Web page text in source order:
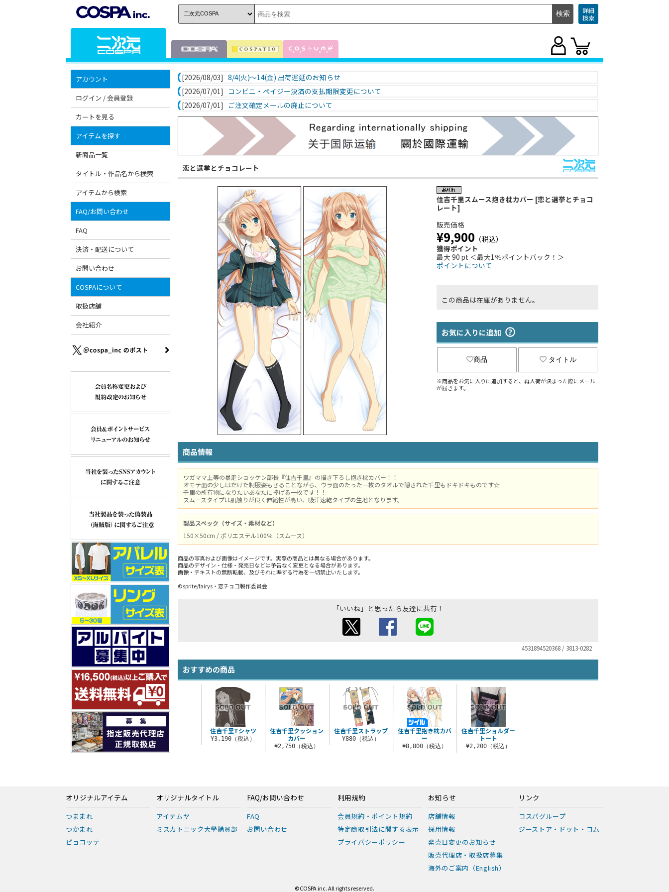
詳細
検索
アカウント
ログイン / 会員登録
カートを見る
アイテムを探す
新商品一覧
タイトル・作品名から検索
アイテムから検索
FAQ/お問い合わせ
FAQ
決済・配送について
お問い合わせ
COSPAについて
取扱店舗
会社紹介
[2026/08/03] 8/4(火)～14(金) 出荷遅延のお知らせ
[2026/07/01]
コンビニ・ペイジー決済の支払期限変更について
[2026/07/01]
ご注文確定メールの廃止について
恋と選挙とチョコレート
住吉千里スムース抱き枕カバー [恋と選挙とチョコ
レート]
販売価格
¥9,900 （税込）
獲得ポイント
最大 90 pt ＜最大1％ポイントバック！＞
ポイントについて
この商品は在庫がありません。
お気に入りに追加
商品 タイトル
※商品をお気に入りに追加すると、再入荷が決まった際にメール
が届きます。
商品情報
ワガママ上等の暴走ショッケン部長『住吉千里』の描き下ろし抱き枕カバー！！
オモテ面の少しはだけた制服姿もさることながら、ウラ面のたった一枚のタオルで隠された千里もドキドキものです☆
千里の所有物になりたいあなたに捧げる一枚です！！
スムースタイプは肌触りが良く伸縮性が高い、吸汗速乾タイプの生地となります。
製品スペック（サイズ・素材など）
150×50cm / ポリエステル100％（スムース）
商品の写真および画像はイメージです。実際の商品とは異なる場合があります。
商品のデザイン・仕様・発売日などは予告なく変更となる場合があります。
画像・テキストの無断転載、及びそれに準ずる行為を一切禁止いたします。
©sprite/fairys・恋チョコ製作委員会
「いいね」と思ったら友達に共有！
4531894520368 / 3813-0282
おすすめの商品
住吉千里ストラップ
¥880（税込）
住吉千里抱き枕カバ
ー
¥8,800（税込）
住吉千里ショルダー
トート
¥2,200（税込）
住吉千里Tシャツ
¥3,190（税込）
住吉千里クッション
カバー
¥2,750（税込）
オリジナルアイテム
つままれ
つかまれ
ピョコッテ
オリジナルタイトル
アイテムヤ
ミスカトニック大學購買部
FAQ/お問い合わせ
FAQ
お問い合わせ
利用規約
会員規約・ポイント規約
特定商取引法に関する表示
プライバシーポリシー
お知らせ
店舗情報
採用情報
発売日変更のお知らせ
販売代理店・取扱店募集
海外のご案内（English）
リンク
コスパグループ
ジーストア・ドット・コム
©COSPA inc. All rights reserved.